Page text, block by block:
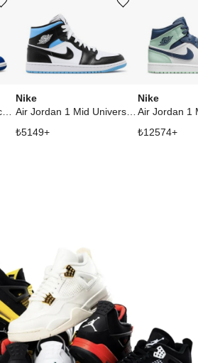
Ürünü istek listesine ekle veya listeden çıkar
Nike
₺5149+
Ürünü istek listesine ekle veya listeden çıkar
Nike
₺12574+